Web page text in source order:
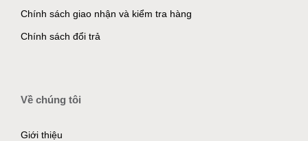
Chính sách giao nhận và kiểm tra hàng
Chính sách đổi trả
Về chúng tôi
Giới thiệu